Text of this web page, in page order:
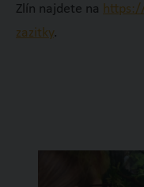
Zlín najdete na
zazitky.